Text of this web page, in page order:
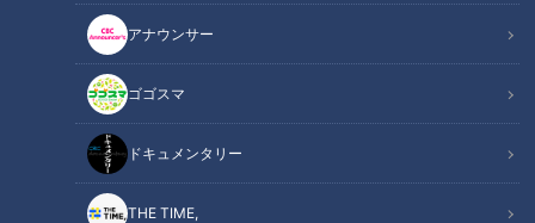
アナウンサー
ゴゴスマ
ドキュメンタリー
THE TIME,